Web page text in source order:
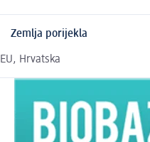
Zemlja porijekla
EU, Hrvatska